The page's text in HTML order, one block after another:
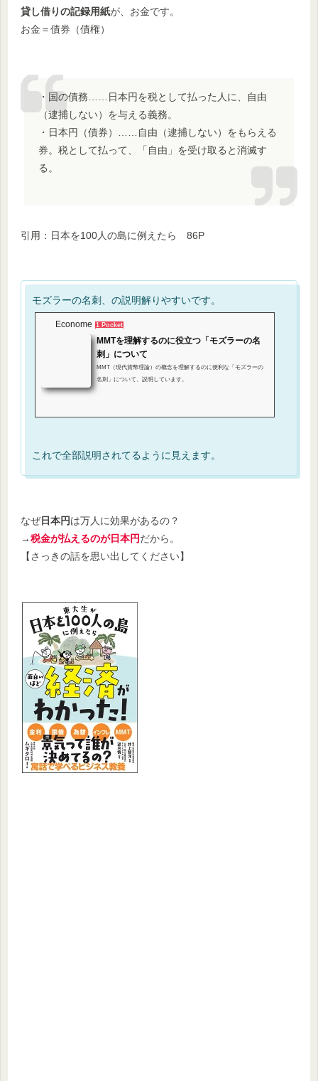
貸し借りの記録用紙が、お金です。
お金＝債券（債権）
・国の債務……日本円を税として払った人に、自由
（逮捕しない）を与える義務。
・日本円（債券）……自由（逮捕しない）をもらえる
券。税として払って、「自由」を受け取ると消滅す
る。
引用：日本を100人の島に例えたら 86P
モズラーの名刺、の説明解りやすいです。
Econome 1 Pocket
MMTを理解するのに役立つ「モズラーの名
刺」について
MMT（現代貨幣理論）の概念を理解するのに便利な「モズラーの
名刺」について、説明しています。
これで全部説明されてるように見えます。
なぜ日本円は万人に効果があるの？
→税金が払えるのが日本円だから。
【さっきの話を思い出してください】